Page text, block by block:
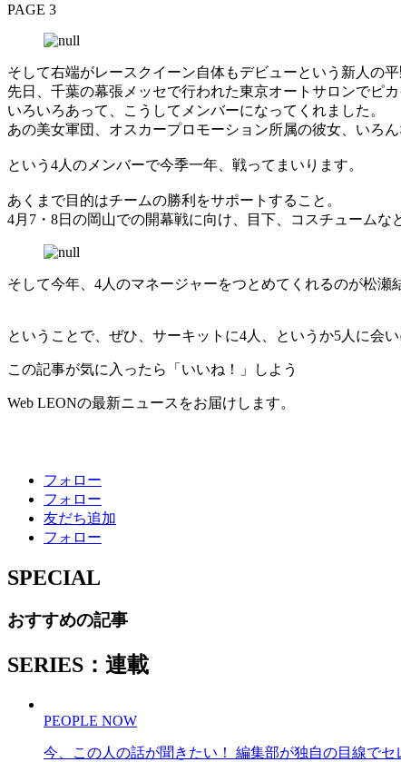
PAGE 3
そして右端がレースクイーン自体もデビューという新人の平
先日、千葉の幕張メッセで行われた東京オートサロンでピ
いろいろあって、こうしてメンバーになってくれました。
あの美女軍団、オスカープロモーション所属の彼女、いろん
という4人のメンバーで今季一年、戦ってまいります。
あくまで目的はチームの勝利をサポートすること。
4月7・8日の岡山での開幕戦に向け、目下、コスチュームな
そして今年、4人のマネージャーをつとめてくれるのが松瀬
ということで、ぜひ、サーキットに4人、というか5人に会
この記事が気に入ったら「いいね！」しよう
Web LEONの最新ニュースをお届けします。
フォロー
フォロー
友だち追加
フォロー
SPECIAL
おすすめの記事
SERIES：連載
PEOPLE NOW
今、この人の話が聞きたい！ 編集部が独自の目線で